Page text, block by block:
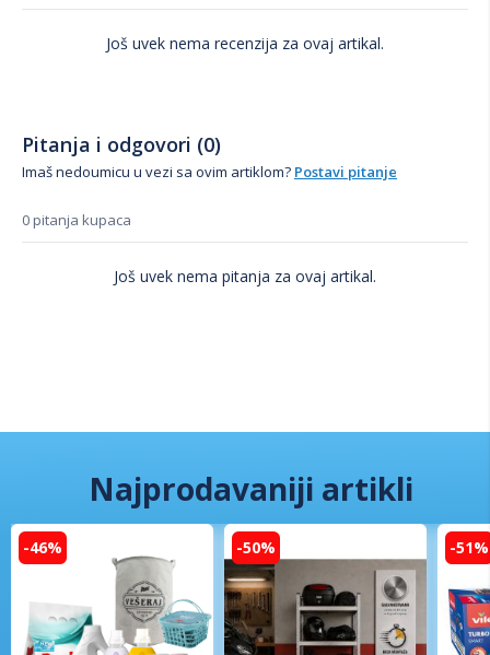
Još uvek nema recenzija za ovaj artikal.
Pitanja i odgovori (0)
Imaš nedoumicu u vezi sa ovim artiklom? Postavi pitanje
0 pitanja kupaca
Još uvek nema pitanja za ovaj artikal.
Najprodavaniji artikli
-46% -50% -51%